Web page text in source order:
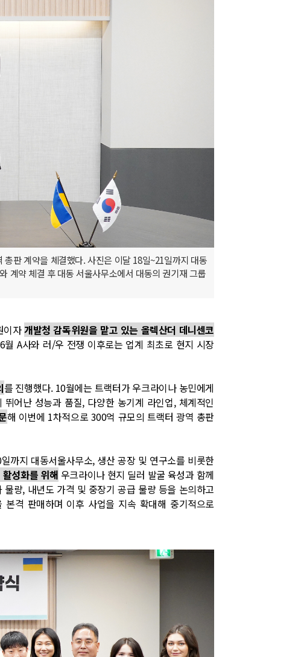
판 계약을 체결했다. 사진은 이달 18일~21일까지 대동
계약 체결 후 대동 서울사무소에서 대동의 권기재 그룹
이자개발청 감독위원을 맡고 있는 올렉산더 데니센코
A사와 러/우 전쟁 이후로는 업계 최초로 현지 시장
를 진행했다. 10월에는 트랙터가 우크라이나 농민에게
뛰어난 성능과 품질, 다양한 농기계 라인업, 체계적인
해 이번에 1차적으로 300억 규모의 트랙터 광역 총판
까지 대동서울사무소, 생산 공장 및 연구소를 비롯한
활성화를 위해 우크라이나 현지 딜러 발굴 육성과 함께
량, 내년도 가격 및 중장기 공급 물량 등을 논의하고
본격 판매하며 이후 사업을 지속 확대해 중기적으로